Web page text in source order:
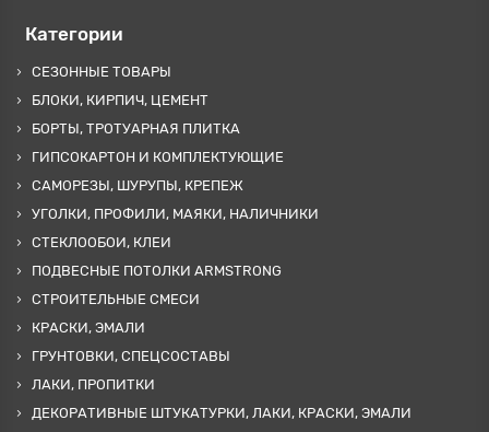
Категории
СЕЗОННЫЕ ТОВАРЫ
БЛОКИ, КИРПИЧ, ЦЕМЕНТ
БОРТЫ, ТРОТУАРНАЯ ПЛИТКА
ГИПСОКАРТОН И КОМПЛЕКТУЮЩИЕ
САМОРЕЗЫ, ШУРУПЫ, КРЕПЕЖ
УГОЛКИ, ПРОФИЛИ, МАЯКИ, НАЛИЧНИКИ
СТЕКЛООБОИ, КЛЕИ
ПОДВЕСНЫЕ ПОТОЛКИ ARMSTRONG
СТРОИТЕЛЬНЫЕ СМЕСИ
КРАСКИ, ЭМАЛИ
ГРУНТОВКИ, СПЕЦСОСТАВЫ
ЛАКИ, ПРОПИТКИ
ДЕКОРАТИВНЫЕ ШТУКАТУРКИ, ЛАКИ, КРАСКИ, ЭМАЛИ